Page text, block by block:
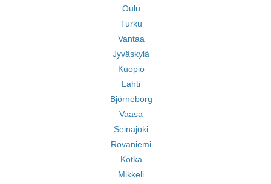
Oulu
Turku
Vantaa
Jyväskylä
Kuopio
Lahti
Björneborg
Vaasa
Seinäjoki
Rovaniemi
Kotka
Mikkeli